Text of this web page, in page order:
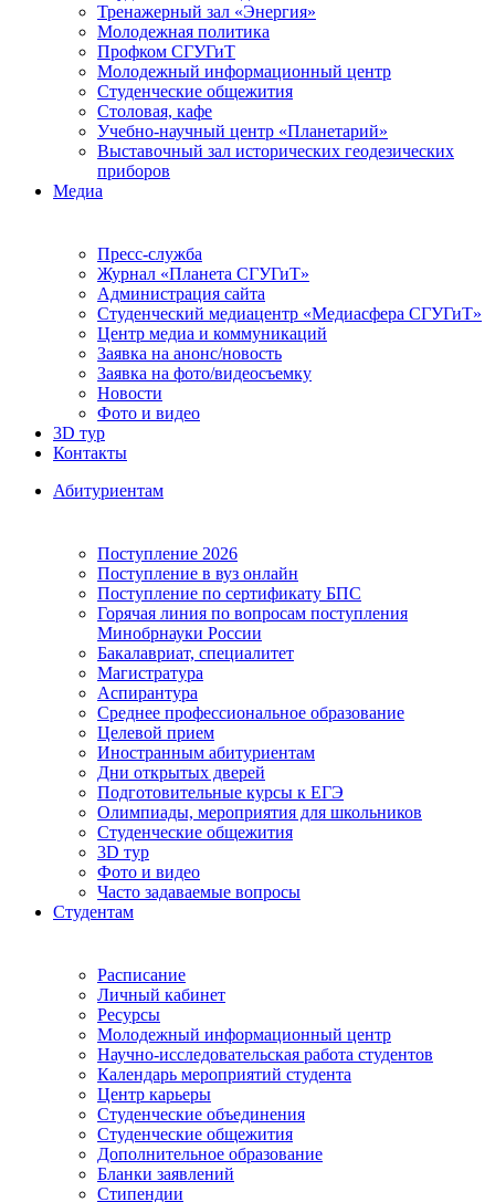
Тренажерный зал «Энергия»
Молодежная политика
Профком СГУГиТ
Молодежный информационный центр
Студенческие общежития
Столовая, кафе
Учебно-научный центр «Планетарий»
Выставочный зал исторических геодезических
приборов
Медиа
Пресс-служба
Журнал «Планета СГУГиТ»
Администрация сайта
Студенческий медиацентр «Медиасфера СГУГиТ»
Центр медиа и коммуникаций
Заявка на анонс/новость
Заявка на фото/видеосъемку
Новости
Фото и видео
3D тур
Контакты
Абитуриентам
Поступление 2026
Поступление в вуз онлайн
Поступление по сертификату БПС
Горячая линия по вопросам поступления
Минобрнауки России
Бакалавриат, специалитет
Магистратура
Аспирантура
Среднее профессиональное образование
Целевой прием
Иностранным абитуриентам
Дни открытых дверей
Подготовительные курсы к ЕГЭ
Олимпиады, мероприятия для школьников
Студенческие общежития
3D тур
Фото и видео
Часто задаваемые вопросы
Студентам
Расписание
Личный кабинет
Ресурсы
Молодежный информационный центр
Научно-исследовательская работа студентов
Календарь мероприятий студента
Центр карьеры
Студенческие объединения
Студенческие общежития
Дополнительное образование
Бланки заявлений
Стипендии